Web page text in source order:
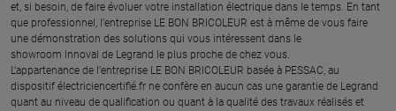
et, si besoin, de faire évoluer votre installation électrique dans le temps. En tant
que professionnel, l’entreprise LE BON BRICOLEUR est à même de vous faire
une démonstration des solutions qui vous intéressent dans le
showroom Innoval de Legrand le plus proche de chez vous.​
L’appartenance de l’entreprise LE BON BRICOLEUR basée à PESSAC, au
dispositif électriciencertifié.fr ne confère en aucun cas une garantie de Legrand
quant au niveau de qualification ou quant à la qualité des travaux réalisés et